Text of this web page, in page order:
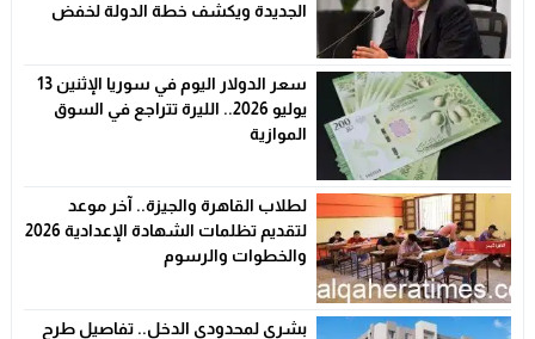
الجديدة ويكشف خطة الدولة لخفض
سعر الدولار اليوم في سوريا الإثنين 13
يوليو 2026.. الليرة تتراجع في السوق
الموازية
لطلاب القاهرة والجيزة.. آخر موعد
لتقديم تظلمات الشهادة الإعدادية 2026
والخطوات والرسوم
بشرى لمحدودي الدخل.. تفاصيل طرح